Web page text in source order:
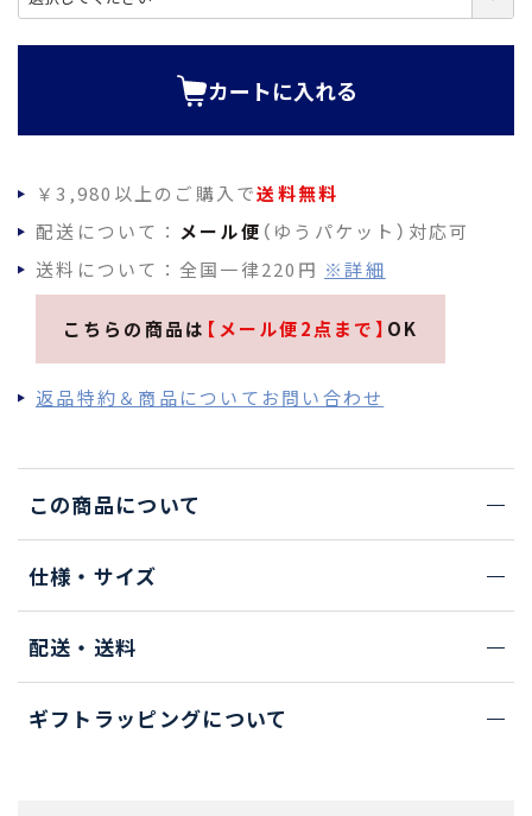
必
カートに入れる
￥3,980以上のご購入で送料無料
配送について： メール便 （ゆうパケット）対応可
送料について：全国一律220円 ※詳細
こちらの商品は 【メール便2点まで】 OK
返品特約＆商品についてお問い合わせ
この商品について
仕様・サイズ
配送・送料
ギフトラッピングについて